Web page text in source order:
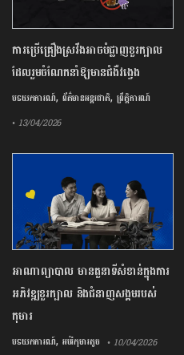
ការ​ប្រើគ្រឿង​ស្រវឹង​អាចបំផ្លាញ​ខួរក្បាល
ដែល​រួមចំណែក​នាំឱ្យ​មាន​ជំងឺ​វង្វេង
បទយកការណ៍, ព័ត៌មានអន្តរជាតិ,ព្រឹត្តិការណ៍
• 13/04/2026
អាណាព្យាបាល មានតួនាទីសំខាន់ក្នុងការ
អភិវឌ្ឍខួរក្បាល និងជំនាញសង្គមរបស់
កុមារ
បទយកការណ៍, អប់រំកុមារតូច • 10/04/2026